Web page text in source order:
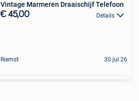
Vintage Marmeren Draaischijf Telefoon
€ 45,00 Details
Riemst 30 jul 26